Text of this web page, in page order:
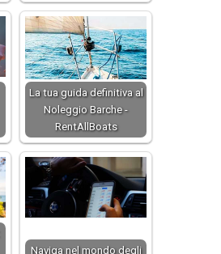
La tua guida definitiva al
Noleggio Barche -
RentAllBoats
Naviga nel mondo degli